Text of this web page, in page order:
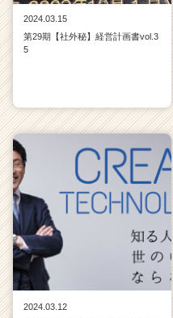
サ
ア
キ
ャ
リ
ア
（C
h
e
e
r
C
2024.03.15
第29期【社外秘】経営計画書vol.3
5
2024.03.12